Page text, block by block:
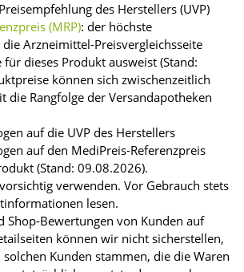
des Herstellers (UVP)
(MRP): der höchste
Arzneimittel-Preisvergleichsseite
dieses Produkt ausweist (Stand:
können sich zwischenzeitlich
die Rangfolge der Versandapotheken
auf die UVP des Herstellers
auf den MediPreis-Referenzpreis
(Stand: 09.08.2026).
verwenden. Vor Gebrauch stets
lesen.
Shop-Bewertungen von Kunden auf
können wir nicht sicherstellen,
Kunden stammen, die die Waren